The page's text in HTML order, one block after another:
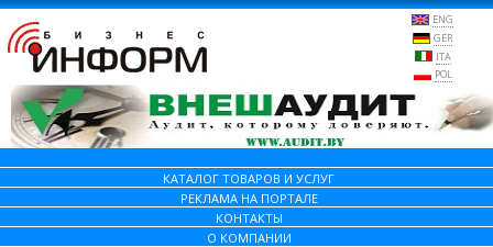
ENG
GER
ITA
POL
КАТАЛОГ ТОВАРОВ И УСЛУГ
РЕКЛАМА НА ПОРТАЛЕ
КОНТАКТЫ
О КОМПАНИИ